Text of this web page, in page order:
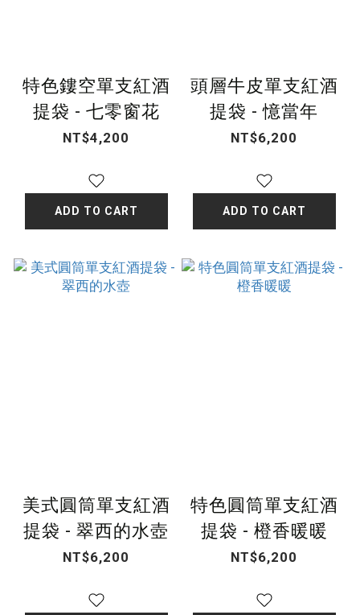
特色鏤空單支紅酒
提袋 - 七零窗花
NT$4,200
ADD TO CART
頭層牛皮單支紅酒
提袋 - 憶當年
NT$6,200
ADD TO CART
美式圓筒單支紅酒
提袋 - 翠西的水壺
NT$6,200
特色圓筒單支紅酒
提袋 - 橙香暖暖
NT$6,200